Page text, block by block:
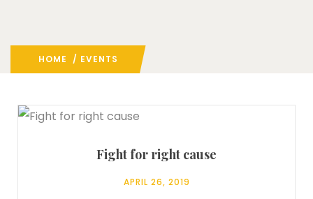
HOME / EVENTS
Fight for right cause
APRIL 26, 2019